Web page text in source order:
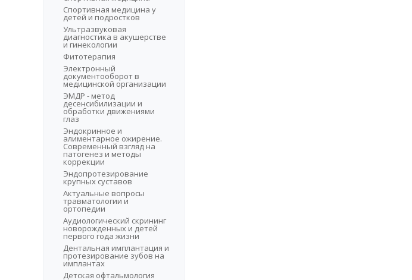
Спортивная медицина у
детей и подростков
Ультразвуковая
диагностика в акушерстве
и гинекологии
Фитотерапия
Электронный
документооборот в
медицинской организации
ЭМДР - метод
десенсибилизации и
обработки движениями
глаз
Эндокринное и
алиментарное ожирение.
Современный взгляд на
патогенез и методы
коррекции
Эндопротезирование
крупных суставов
Актуальные вопросы
травматологии и
ортопедии
Аудиологический скрининг
новорожденных и детей
первого года жизни
Дентальная имплантация и
протезирование зубов на
имплантах
Детская офтальмология